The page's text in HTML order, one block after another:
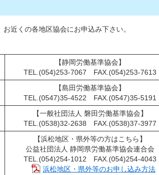
お近くの各地区協会にお申込み下さい。
【静岡労働基準協会】
TEL.(054)253-7067 FAX.(054)253-7613
【島田労働基準協会】
TEL.(0547)35-4522 FAX.(0547)35-5191
【一般社団法人 磐田労働基準協会】
TEL.(0538)32-2638 FAX.(0538)37-3977
【浜松地区・県外等の方はこちら】
公益社団法人 静岡県労働基準協会連合会
TEL.(054)254-1012 FAX.(054)254-4043
浜松地区・県外等のお申し込み方法